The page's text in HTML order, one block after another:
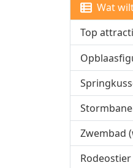
Wat
Top
Zwembad
Rodeostier